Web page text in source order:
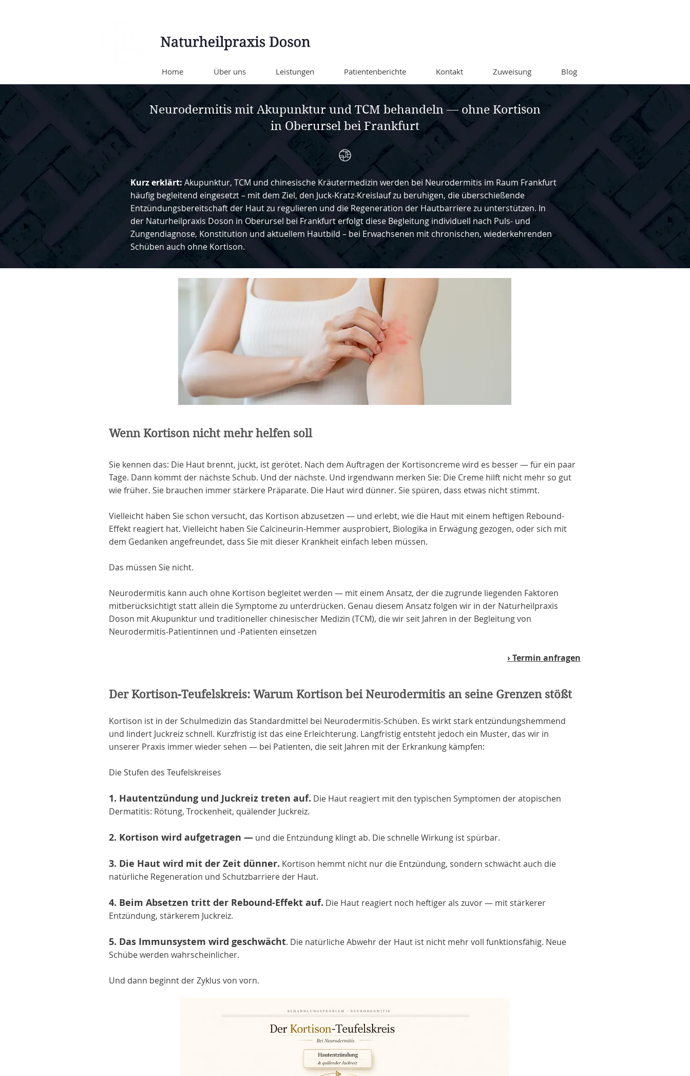
Home Über uns Leistungen Patientenberichte Kontakt Zuweisung Blog
Neurodermitis mit Akupunktur und TCM behandeln — ohne Kortison
in Oberursel bei Frankfurt
Kurz erklärt: Akupunktur, TCM und chinesische Kräutermedizin werden bei Neurodermitis im Raum Frankfurt
häufig begleitend eingesetzt – mit dem Ziel, den Juck-Kratz-Kreislauf zu beruhigen, die überschießende
Entzündungsbereitschaft der Haut zu regulieren und die Regeneration der Hautbarriere zu unterstützen. In
der Naturheilpraxis Doson in Oberursel bei Frankfurt erfolgt diese Begleitung individuell nach Puls- und
Zungendiagnose, Konstitution und aktuellem Hautbild – bei Erwachsenen mit chronischen, wiederkehrenden
Schüben auch ohne Kortison.
Wenn Kortison nicht mehr helfen soll
Sie kennen das: Die Haut brennt, juckt, ist gerötet. Nach dem Auftragen der Kortisoncreme wird es besser — für ein paar
Tage. Dann kommt der nächste Schub. Und der nächste. Und irgendwann merken Sie: Die Creme hilft nicht mehr so gut
wie früher. Sie brauchen immer stärkere Präparate. Die Haut wird dünner. Sie spüren, dass etwas nicht stimmt.
Vielleicht haben Sie schon versucht, das Kortison abzusetzen — und erlebt, wie die Haut mit einem heftigen Rebound-
Effekt reagiert hat. Vielleicht haben Sie Calcineurin-Hemmer ausprobiert, Biologika in Erwägung gezogen, oder sich mit
dem Gedanken angefreundet, dass Sie mit dieser Krankheit einfach leben müssen.
Das müssen Sie nicht.
Neurodermitis kann auch ohne Kortison begleitet werden — mit einem Ansatz, der die zugrunde liegenden Faktoren
mitberücksichtigt statt allein die Symptome zu unterdrücken. Genau diesem Ansatz folgen wir in der Naturheilpraxis
Doson mit Akupunktur und traditioneller chinesischer Medizin (TCM), die wir seit Jahren in der Begleitung von
Neurodermitis-Patientinnen und -Patienten einsetzen
› Termin anfragen
Der Kortison-Teufelskreis: Warum Kortison bei Neurodermitis an seine Grenzen stößt
Kortison ist in der Schulmedizin das Standardmittel bei Neurodermitis-Schüben. Es wirkt stark entzündungshemmend
und lindert Juckreiz schnell. Kurzfristig ist das eine Erleichterung. Langfristig entsteht jedoch ein Muster, das wir in
unserer Praxis immer wieder sehen — bei Patienten, die seit Jahren mit der Erkrankung kämpfen:
Die Stufen des Teufelskreises
1. Hautentzündung und Juckreiz treten auf. Die Haut reagiert mit den typischen Symptomen der atopischen
Dermatitis: Rötung, Trockenheit, quälender Juckreiz.
2. Kortison wird aufgetragen — und die Entzündung klingt ab. Die schnelle Wirkung ist spürbar.
3. Die Haut wird mit der Zeit dünner. Kortison hemmt nicht nur die Entzündung, sondern schwächt auch die
natürliche Regeneration und Schutzbarriere der Haut.
4. Beim Absetzen tritt der Rebound-Effekt auf. Die Haut reagiert noch heftiger als zuvor — mit stärkerer
Entzündung, stärkerem Juckreiz.
5. Das Immunsystem wird geschwächt. Die natürliche Abwehr der Haut ist nicht mehr voll funktionsfähig. Neue
Schübe werden wahrscheinlicher.
Und dann beginnt der Zyklus von vorn.